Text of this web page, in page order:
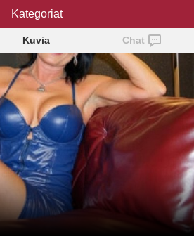
CrystalWomenX
Kuvia Chat
Kategoriat